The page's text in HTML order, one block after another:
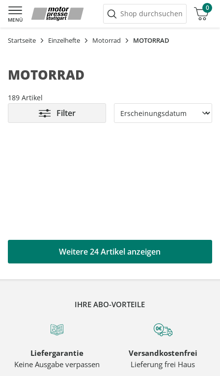
MENÜ
Shop durchsuchen
0
Warenkorb
Startseite Einzelhefte Motorrad MOTORRAD
MOTORRAD
189 Artikel
Filter
Weitere 24 Artikel anzeigen
IHRE ABO-VORTEILE
Liefergarantie
Keine Ausgabe verpassen
Versandkostenfrei
Lieferung frei Haus